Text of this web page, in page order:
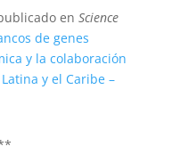
en Science
de genes
y la colaboración
y el Caribe –